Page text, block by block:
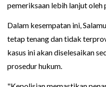
pemeriksaan lebih lanjut oleh
Dalam kesempatan ini,
tetap tenang dan tidak
kasus ini akan diselesaikan
prosedur hukum.